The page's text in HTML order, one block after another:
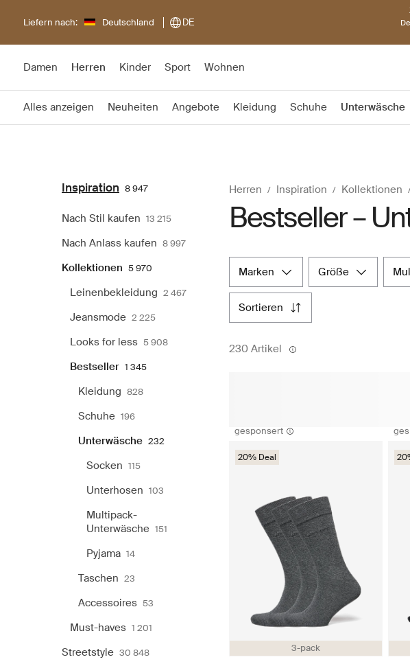
Liefern nach: Deutschland DE
Damen Herren Kinder Sport Wohnen
Alles anzeigen Neuheiten Angebote Kleidung Schuhe Unterwäsche
Inspiration 8 947
Nach Stil kaufen 13 215
Nach Anlass kaufen 8 997
Kollektionen 5 970
Leinenbekleidung 2 467
Jeansmode 2 225
Looks for less 5 908
Bestseller 1 345
Kleidung 828
Schuhe 196
Unterwäsche 232
Socken 115
Unterhosen 103
Multipack-
Unterwäsche 151
Pyjama 14
Taschen 23
Accessoires 53
Must-haves 1 201
Streetstyle 30 848
Herren Inspiration Kollektionen
Bestseller –
marken größe
sortieren
230 Artikel
gesponsert
3-pack
20% Deal